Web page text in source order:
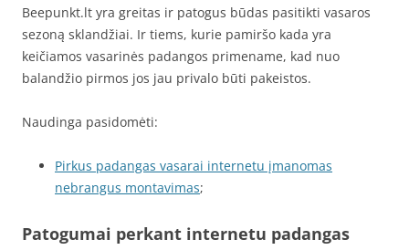
Beepunkt.lt yra greitas ir patogus būdas pasitikti vasaros
sezoną sklandžiai. Ir tiems, kurie pamiršo kada yra
keičiamos vasarinės padangos primename, kad nuo
balandžio pirmos jos jau privalo būti pakeistos.
Naudinga pasidomėti:
Pirkus padangas vasarai internetu įmanomas
nebrangus montavimas;
Patogumai perkant internetu padangas